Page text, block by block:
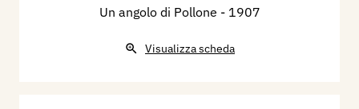
Un angolo di Pollone - 1907
Visualizza scheda